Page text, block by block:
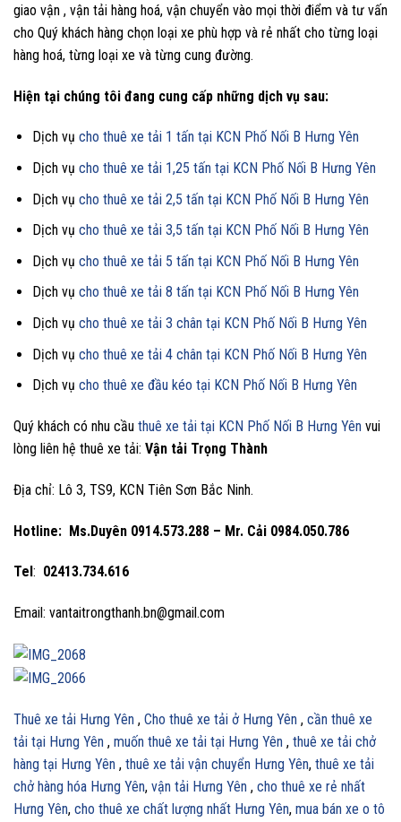
giao vận , vận tải hàng hoá, vận chuyển vào mọi thời điểm và tư vấn
cho Quý khách hàng chọn loại xe phù hợp và rẻ nhất cho từng loại
hàng hoá, từng loại xe và từng cung đường.
Hiện tại chúng tôi đang cung cấp những dịch vụ sau:
Dịch vụ cho thuê xe tải 1 tấn tại KCN Phố Nối B Hưng Yên
Dịch vụ cho thuê xe tải 1,25 tấn tại KCN Phố Nối B Hưng Yên
Dịch vụ cho thuê xe tải 2,5 tấn tại KCN Phố Nối B Hưng Yên
Dịch vụ cho thuê xe tải 3,5 tấn tại KCN Phố Nối B Hưng Yên
Dịch vụ cho thuê xe tải 5 tấn tại KCN Phố Nối B Hưng Yên
Dịch vụ cho thuê xe tải 8 tấn tại KCN Phố Nối B Hưng Yên
Dịch vụ cho thuê xe tải 3 chân tại KCN Phố Nối B Hưng Yên
Dịch vụ cho thuê xe tải 4 chân tại KCN Phố Nối B Hưng Yên
Dịch vụ cho thuê xe đầu kéo tại KCN Phố Nối B Hưng Yên
Quý khách có nhu cầu thuê xe tải tại KCN Phố Nối B Hưng Yên vui
lòng liên hệ thuê xe tải: Vận tải Trọng Thành
Địa chỉ: Lô 3, TS9, KCN Tiên Sơn Bắc Ninh.
Hotline: Ms.Duyên 0914.573.288 – Mr. Cải 0984.050.786
Tel : 02413.734.616
Email: vantaitrongthanh.bn@gmail.com
Thuê xe tải Hưng Yên , Cho thuê xe tải ở Hưng Yên , cần thuê xe
tải tại Hưng Yên , muốn thuê xe tải tại Hưng Yên , thuê xe tải chở
hàng tại Hưng Yên , thuê xe tải vận chuyển Hưng Yên, thuê xe tải
chở hàng hóa Hưng Yên, vận tải Hưng Yên , cho thuê xe rẻ nhất
Hưng Yên, cho thuê xe chất lượng nhất Hưng Yên, mua bán xe o tô